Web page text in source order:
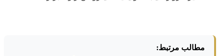
مطالب مرتبط: